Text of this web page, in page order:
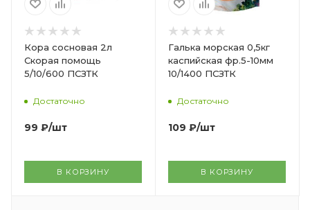
Кора сосновая 2л
Скорая помощь
5/10/600 ПСЗТК
Достаточно
99 ₽/шт
В КОРЗИНУ
Галька морская 0,5кг
каспийская фр.5-10мм
10/1400 ПСЗТК
Достаточно
109 ₽/шт
В КОРЗИНУ